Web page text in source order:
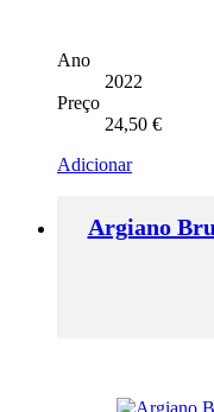
Ano
2022
Preço
24,50 €
Adicionar
Argiano